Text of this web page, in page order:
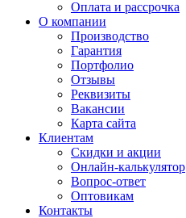
Оплата и рассрочка
О компании
Производство
Гарантия
Портфолио
Отзывы
Реквизиты
Вакансии
Карта сайта
Клиентам
Скидки и акции
Онлайн-калькулятор
Вопрос-ответ
Оптовикам
Контакты